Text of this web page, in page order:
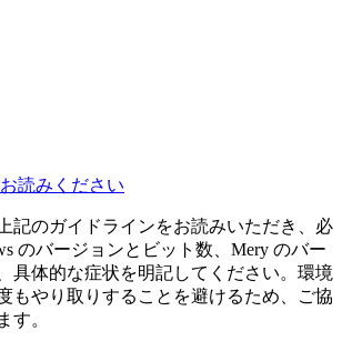
読みください
記のガイドラインをお読みいただき、必
のバージョンとビット数、Mery のバー
具体的な症状を明記してください。環境
もやり取りすることを避けるため、ご協
す。